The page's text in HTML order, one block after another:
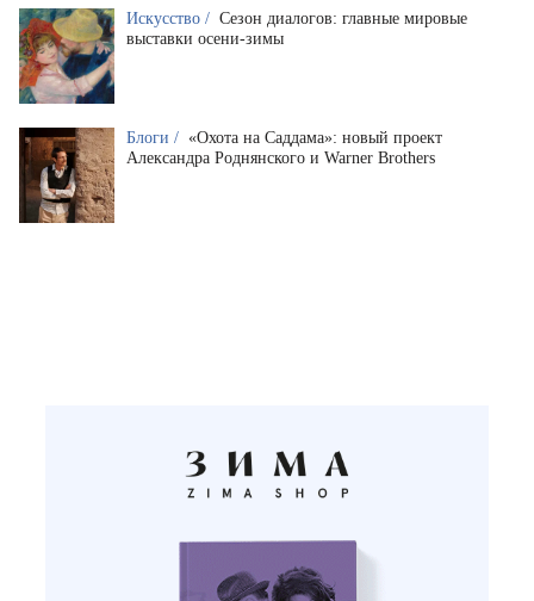
Искусство / Сезон диалогов: главные мировые
выставки осени-зимы
Блоги / «Охота на Саддама»: новый проект
Александра Роднянского и Warner Brothers